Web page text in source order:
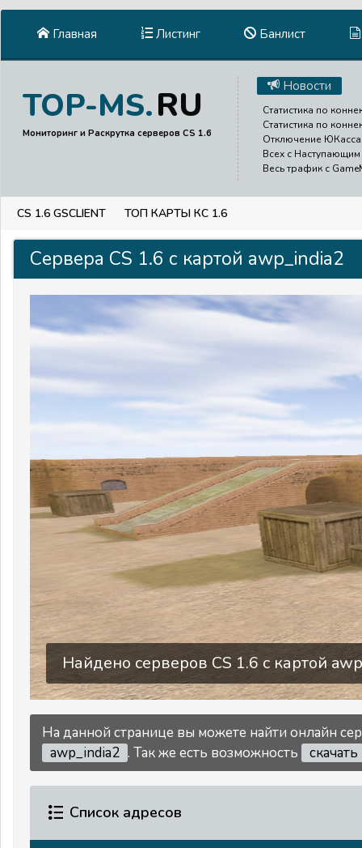
Главная Листинг Банлист
TOP-MS.RU
Мониторинг и Раскрутка серверов CS 1.6
Новости
Статистика по
Статистика по
Отключение
Всех с
Весь трафик с
CS 1.6 GSCLIENT ТОП КАРТЫ КС 1.6
Сервера CS 1.6 с картой awp_india2
Найдено серверов CS 1.6 c картой
На данной странице вы можете найти онлайн
awp_india2 . Так же есть возможность
Список адресов